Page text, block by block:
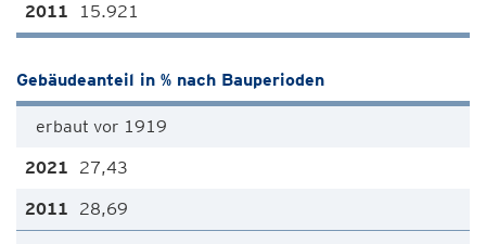
15.921
Gebäudeanteil in % nach Bauperioden
erbaut vor 1919
27,43
28,69